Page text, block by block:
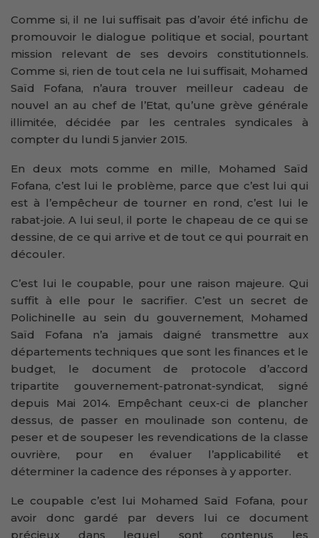
Comme si, il ne lui suffisait pas d’avoir été infichu de
promouvoir le dialogue politique et social, pourtant
mission relevant de ses devoirs constitutionnels.
Comme si, rien de tout cela ne lui suffisait, Mohamed
Saïd Fofana, n’aura trouver meilleur cadeau de
nouvel an au chef de l’Etat, qu’une grève générale
illimitée, décidée par les centrales syndicales à
compter du lundi 5 janvier 2015.
En deux mots comme en mille, Mohamed Saïd
Fofana, c’est lui le problème, parce que c’est lui qui
est à l’empêcheur de tourner en rond, c’est lui le
rabat-joie. A lui seul, il porte le chapeau de ce qui se
dessine, de ce qui arrive et de tout ce qui pourrait en
découler.
C’est lui le coupable, pour une raison majeure. Qui
suffit à elle pour le sacrifier. C’est un secret de
Polichinelle au sein du gouvernement, Mohamed
Saïd Fofana n’a jamais daigné transmettre aux
départements techniques que sont les finances et le
budget, le document de protocole d’accord
tripartite gouvernement-patronat-syndicat, signé
depuis Mai 2014. Empêchant ceux-ci de plancher
dessus, de passer en moulinade son contenu, de
peser et de soupeser les revendications de la classe
ouvrière, pour en évaluer l’applicabilité et
déterminer la cadence des réponses à y apporter.
Le coupable c’est lui Mohamed Saïd Fofana, pour
avoir donc gardé par devers lui ce document
précieux dans lequel sont contenus les